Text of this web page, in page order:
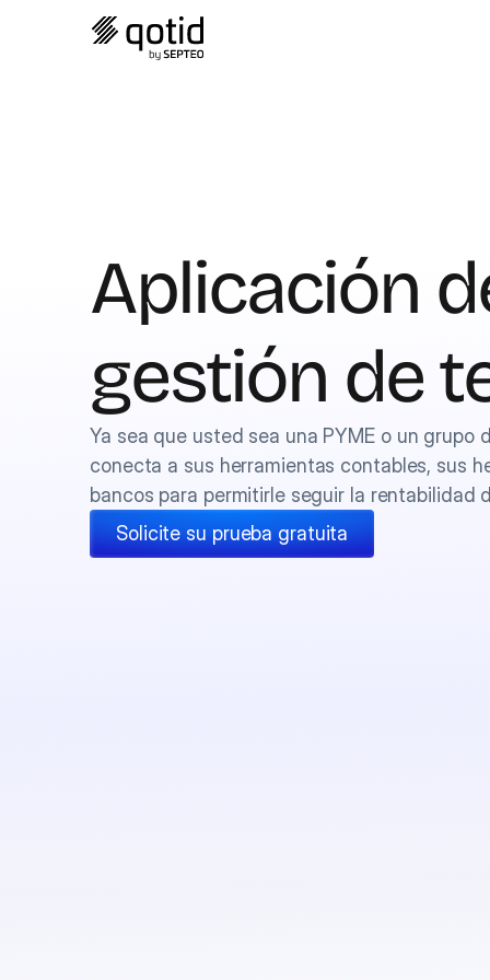
Aplicación
gestión de
Ya sea que usted sea una PYME o un
conecta a sus herramientas contables, sus
bancos para permitirle seguir la rentabilidad
Solicite su prueba gratuita